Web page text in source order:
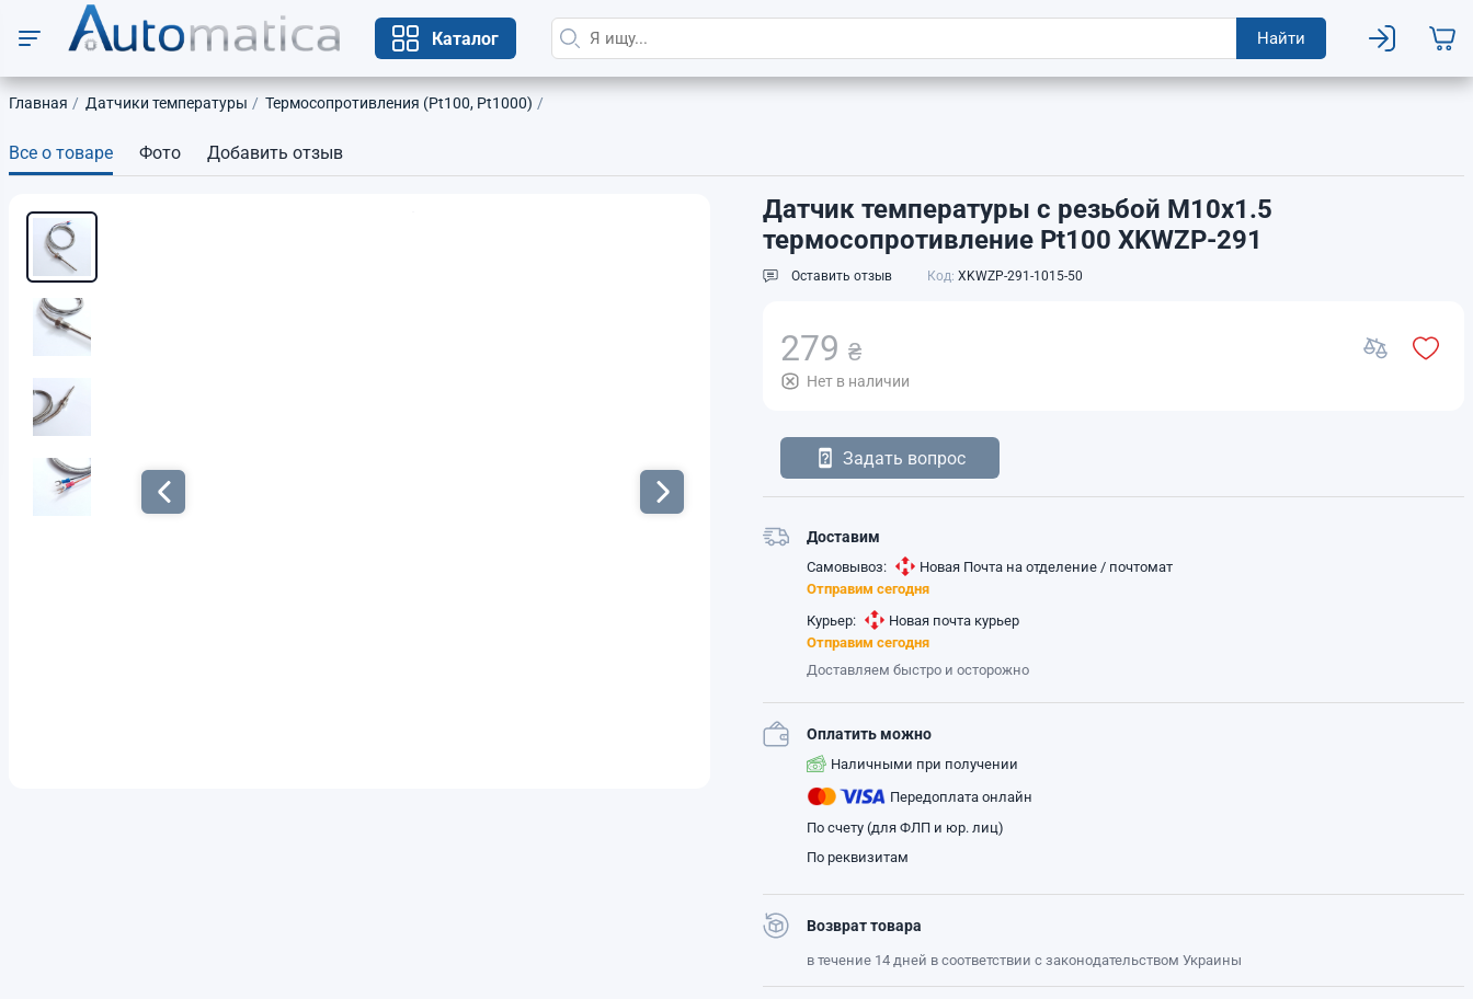
Каталог Найти
Главная Датчики температуры Термосопротивления (Pt100, Pt1000)
Все о товаре Фото Добавить отзыв
Датчик температуры с резьбой М10х1.5
термосопротивление Pt100 XKWZP-291
Оставить отзыв Код: XKWZP-291-1015-50
279 ₴
Нет в наличии
Задать вопрос
Доставим
Самовывоз:
Новая Почта на отделение / почтомат
Отправим сегодня
Курьер:
Новая почта курьер
Отправим сегодня
Доставляем быстро и осторожно
Оплатить можно
Наличными при получении
Передоплата онлайн
По счету (для ФЛП и юр. лиц)
По реквизитам
Возврат товара
в течение 14 дней в соответствии с законодательством Украины